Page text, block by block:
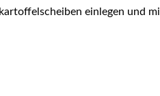
ein­le­gen und